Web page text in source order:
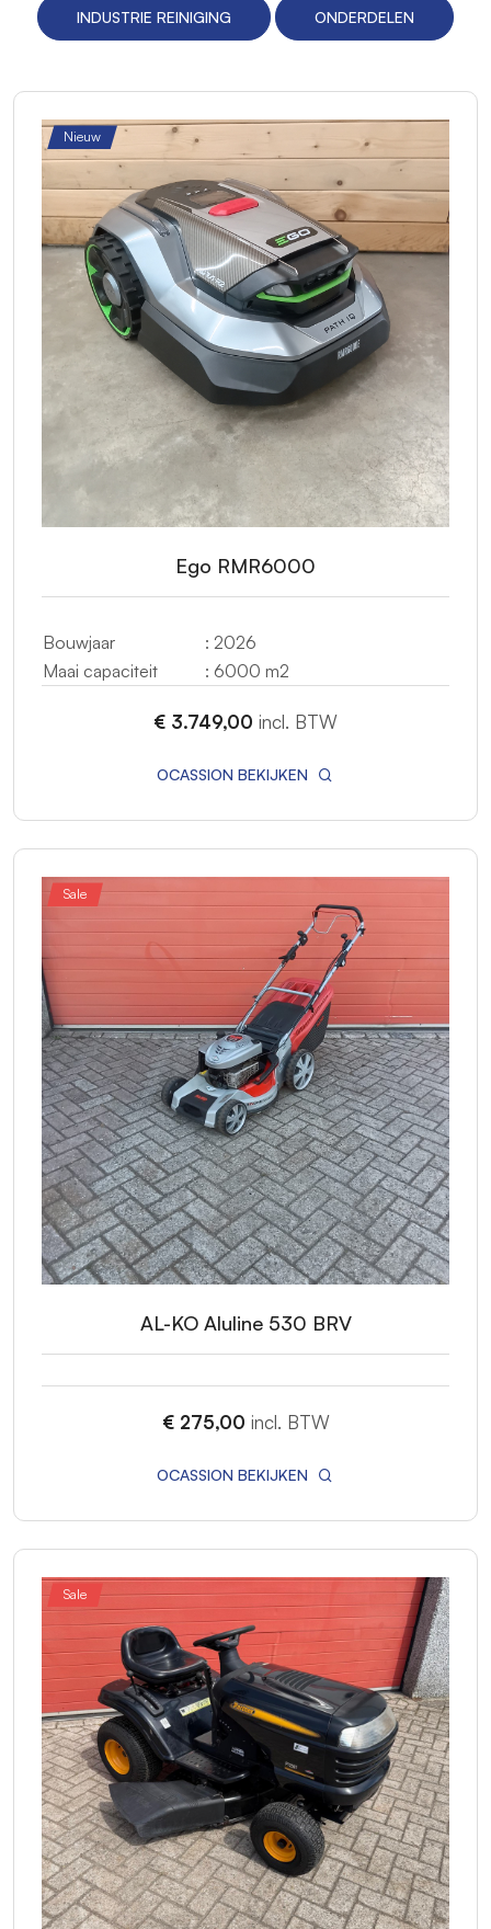
INDUSTRIE REINIGING ONDERDELEN
Nieuw
Ego RMR6000
Bouwjaar
: 2026
Maai capaciteit
: 6000 m2
€ 3.749,00 incl. BTW
OCASSION BEKIJKEN
Sale
AL-KO Aluline 530 BRV
€ 275,00 incl. BTW
OCASSION BEKIJKEN
Sale